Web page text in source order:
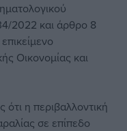
2022 και άρθρο 8
Οικονομίας και
η περιβαλλοντική
σε επίπεδο